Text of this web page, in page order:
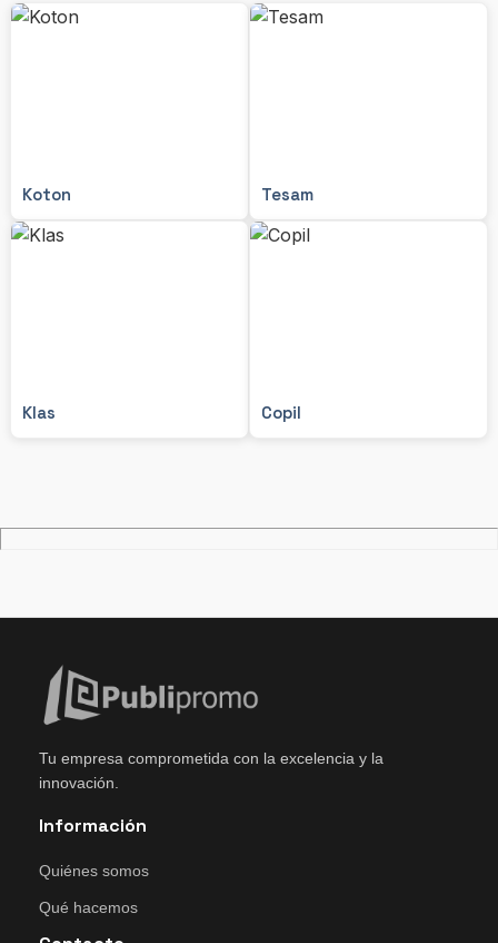
Koton Tesam
Klas Copil
Tu empresa comprometida con la excelencia y la
innovación.
Información
Quiénes somos
Qué hacemos